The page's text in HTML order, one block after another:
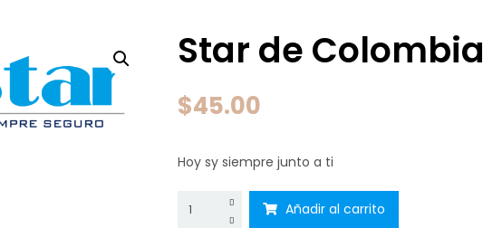
Star de Colombia
$45.00
Hoy sy siempre junto a ti
de
Añadir al carrito